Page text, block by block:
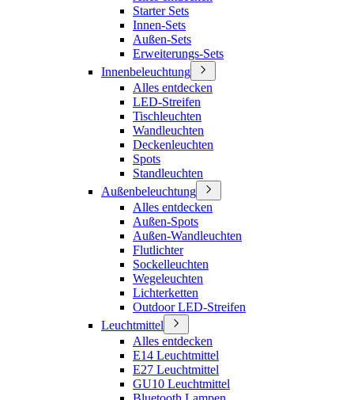
Starter Sets
Innen-Sets
Außen-Sets
Erweiterungs-Sets
Innenbeleuchtung
Alles entdecken
LED-Streifen
Tischleuchten
Wandleuchten
Deckenleuchten
Spots
Standleuchten
Außenbeleuchtung
Alles entdecken
Außen-Spots
Außen-Wandleuchten
Flutlichter
Sockelleuchten
Wegeleuchten
Lichterketten
Outdoor LED-Streifen
Leuchtmittel
Alles entdecken
E14 Leuchtmittel
E27 Leuchtmittel
GU10 Leuchtmittel